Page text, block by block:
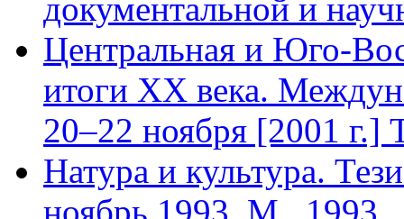
документальной и
Центральная и Юго-
итоги XX века.
20–22 ноября [2001 г.]
Натура и культура.